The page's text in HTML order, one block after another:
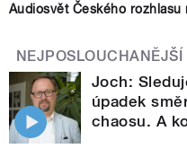
Audiosvět Českého rozhlasu
NEJPOSLOUCHANĚJŠÍ
Joch:
úpadek
chaosu. A